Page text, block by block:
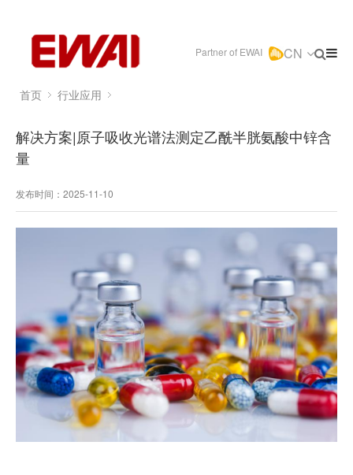
Partner of EWAI CN
首页 行业应用
解决方案|原子吸收光谱法测定乙酰半胱氨酸中锌含
量
发布时间：2025-11-10